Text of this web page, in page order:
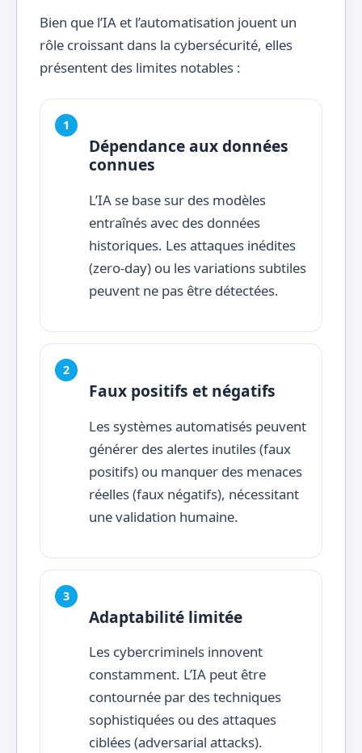
Bien que l’IA et l’automatisation jouent un
rôle croissant dans la cybersécurité, elles
présentent des limites notables :
Dépendance aux données
connues
L’IA se base sur des modèles
entraînés avec des données
historiques. Les attaques inédites
(zero-day) ou les variations subtiles
peuvent ne pas être détectées.
Faux positifs et négatifs
Les systèmes automatisés peuvent
générer des alertes inutiles (faux
positifs) ou manquer des menaces
réelles (faux négatifs), nécessitant
une validation humaine.
Adaptabilité limitée
Les cybercriminels innovent
constamment. L’IA peut être
contournée par des techniques
sophistiquées ou des attaques
ciblées (adversarial attacks).